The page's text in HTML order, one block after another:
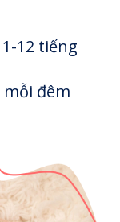
12 tiếng
mỗi đêm